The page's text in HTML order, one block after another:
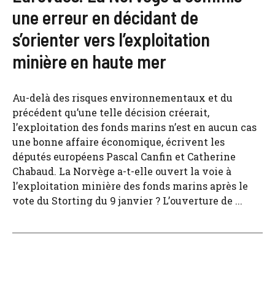
une erreur en décidant de
s’orienter vers l’exploitation
minière en haute mer
Au-delà des risques environnementaux et du
précédent qu’une telle décision créerait,
l’exploitation des fonds marins n’est en aucun cas
une bonne affaire économique, écrivent les
députés européens Pascal Canfin et Catherine
Chabaud. La Norvège a-t-elle ouvert la voie à
l’exploitation minière des fonds marins après le
vote du Storting du 9 janvier ? L’ouverture de ...